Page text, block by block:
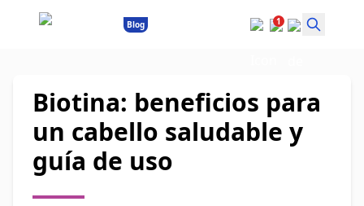
Blog 1
Biotina: beneficios para
un cabello saludable y
guía de uso